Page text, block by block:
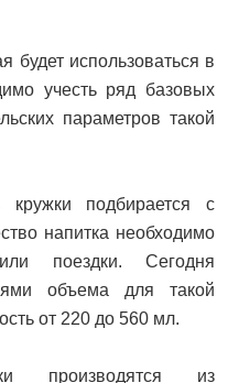
будет использоваться в
учесть ряд базовых
параметров такой
кружки подбирается с
напитка необходимо
поездки. Сегодня
объема для такой
от 220 до 560 мл.
производятся из